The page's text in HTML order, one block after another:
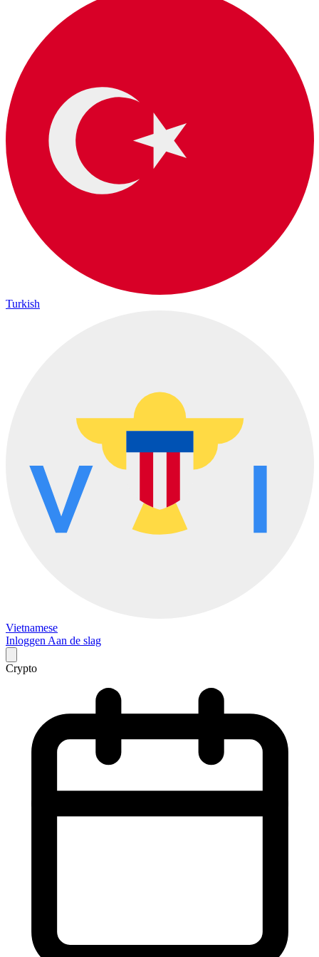
Turkish
Vietnamese
Inloggen Aan de slag
Crypto